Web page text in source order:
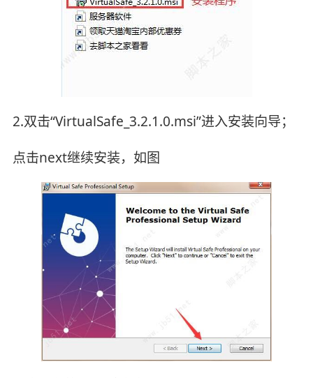
2.双击“VirtualSafe_3.2.1.0.msi”进入安装向导；
点击next继续安装，如图